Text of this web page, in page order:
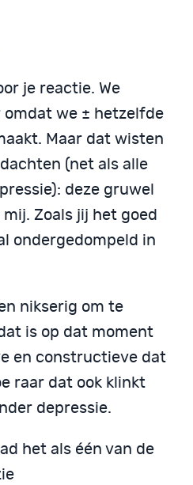
je reactie. We
omdat we ± hetzelfde
Maar dat wisten
(net als alle
deze gruwel
Zoals jij het goed
ondergedompeld in
nikserig om te
is op dat moment
en constructieve dat
raar dat ook klinkt
depressie.
het als één van de